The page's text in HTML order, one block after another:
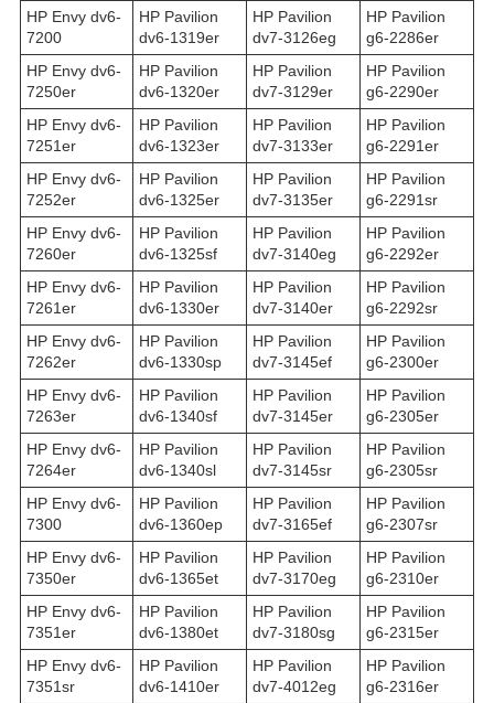
HP Envy dv6-
7200
HP Pavilion
dv6-1319er
HP Pavilion
dv7-3126eg
HP Pavilion
g6-2286er
HP Envy dv6-
7250er
HP Pavilion
dv6-1320er
HP Pavilion
dv7-3129er
HP Pavilion
g6-2290er
HP Envy dv6-
7251er
HP Pavilion
dv6-1323er
HP Pavilion
dv7-3133er
HP Pavilion
g6-2291er
HP Envy dv6-
7252er
HP Pavilion
dv6-1325er
HP Pavilion
dv7-3135er
HP Pavilion
g6-2291sr
HP Envy dv6-
7260er
HP Pavilion
dv6-1325sf
HP Pavilion
dv7-3140eg
HP Pavilion
g6-2292er
HP Envy dv6-
7261er
HP Pavilion
dv6-1330er
HP Pavilion
dv7-3140er
HP Pavilion
g6-2292sr
HP Envy dv6-
7262er
HP Pavilion
dv6-1330sp
HP Pavilion
dv7-3145ef
HP Pavilion
g6-2300er
HP Envy dv6-
7263er
HP Pavilion
dv6-1340sf
HP Pavilion
dv7-3145er
HP Pavilion
g6-2305er
HP Envy dv6-
7264er
HP Pavilion
dv6-1340sl
HP Pavilion
dv7-3145sr
HP Pavilion
g6-2305sr
HP Envy dv6-
7300
HP Pavilion
dv6-1360ep
HP Pavilion
dv7-3165ef
HP Pavilion
g6-2307sr
HP Envy dv6-
7350er
HP Pavilion
dv6-1365et
HP Pavilion
dv7-3170eg
HP Pavilion
g6-2310er
HP Envy dv6-
7351er
HP Pavilion
dv6-1380et
HP Pavilion
dv7-3180sg
HP Pavilion
g6-2315er
HP Envy dv6-
7351sr
HP Pavilion
dv6-1410er
HP Pavilion
dv7-4012eg
HP Pavilion
g6-2316er